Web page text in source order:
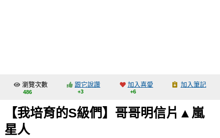
交流中心
攤位轉讓區
會員功能選單
瀏覽次數
486
跟它說讚
+3
加入喜愛
+6
加入筆記
【我培育的S級們】哥哥明信片▲嵐
星人